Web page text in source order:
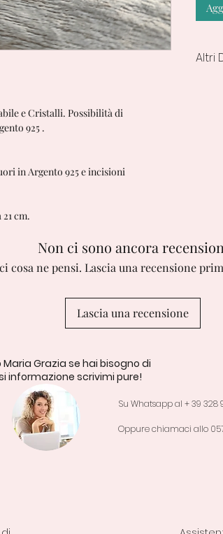
e Cristalli. Possibilità di
925 .
in Argento 925 e incisioni
cm.
Altri
Non ci sono ancora
cosa ne pensi. Lascia una recensione
Lascia una recensione
Maria Grazia se hai bisogno di
informazione scrivimi pure!
Su Whatsapp al + 39 328
Oppure chiamaci allo